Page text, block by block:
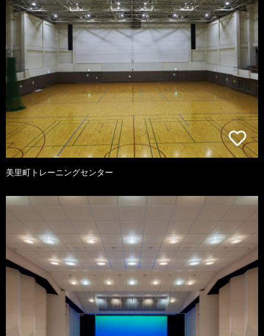
美里町トレーニングセンター